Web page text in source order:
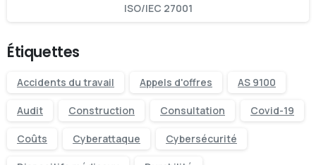
ISO/IEC 27001
Étiquettes
Accidents du travail Appels d'offres AS 9100
Audit Construction Consultation Covid-19
Coûts Cyberattaque Cybersécurité